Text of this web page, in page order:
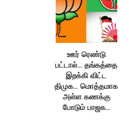
ஊர் ரெண்டு
பட்டால்… தங்கத்தை
இறக்கி விட்ட
திமுக… மொத்தமாக
அள்ள கணக்கு
போடும் பாஜக…